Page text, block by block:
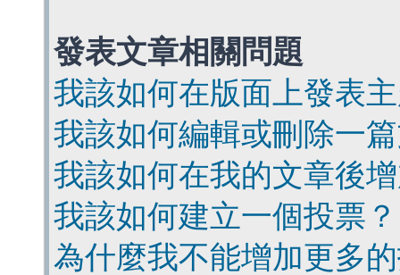
發表文章相關問題
我該如何在版面上發表
我該如何編輯或刪除一
我該如何在我的文章後
我該如何建立一個投票？
為什麼我不能增加更多